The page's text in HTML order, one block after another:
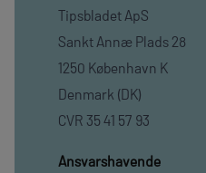
Tipsbladet ApS
Sankt Annæ Plads 28
1250 København K
Denmark (DK)
CVR 35 41 57 93
Ansvarshavende